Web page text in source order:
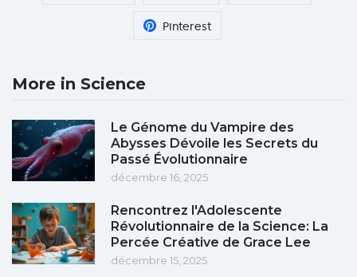
Pinterest
More in Science
Le Génome du Vampire des
Abysses Dévoile les Secrets du
Passé Évolutionnaire
décembre 16, 2025
Rencontrez l'Adolescente
Révolutionnaire de la Science: La
Percée Créative de Grace Lee
décembre 15, 2025